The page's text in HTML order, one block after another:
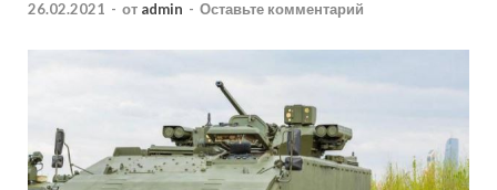
26.02.2021 - от admin - Оставьте комментарий